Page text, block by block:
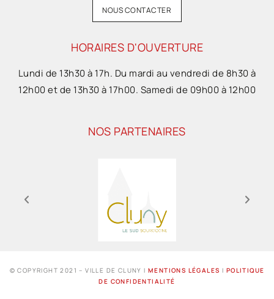
NOUS CONTACTER
HORAIRES D'OUVERTURE
Lundi de 13h30 à 17h. Du mardi au vendredi de 8h30 à
12h00 et de 13h30 à 17h00. Samedi de 09h00 à 12h00
NOS PARTENAIRES
© COPYRIGHT 2021 – VILLE DE CLUNY IMENTIONS LÉGALES I POLITIQUE
DE CONFIDENTIALITÉ